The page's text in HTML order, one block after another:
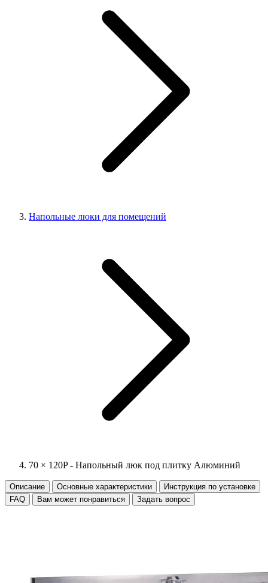
Напольные люки для помещений
70 × 120P - Напольный люк под плитку Алюминий
Описание Основные характеристики
Инструкция по установке
FAQ
Вам может понравиться Задать вопрос